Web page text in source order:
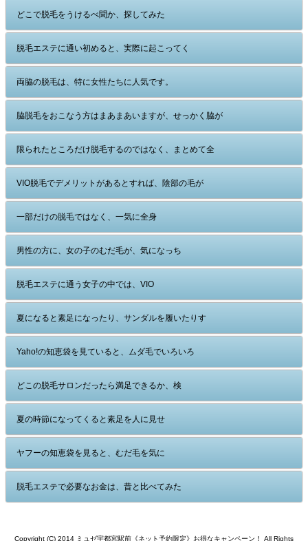
どこで脱毛をうけるべ聞か、探してみた
脱毛エステに通い初めると、実際に起こってく
両脇の脱毛は、特に女性たちに人気です。
脇脱毛をおこなう方はまあまあいますが、せっかく脇が
限られたところだけ脱毛するのではなく、まとめて全
VIO脱毛でデメリットがあるとすれば、陰部の毛が
一部だけの脱毛ではなく、一気に全身
男性の方に、女の子のむだ毛が、気になっち
脱毛エステに通う女子の中では、VIO
夏になると素足になったり、サンダルを履いたりす
Yaho!の知恵袋を見ていると、ムダ毛でいろいろ
どこの脱毛サロンだったら満足できるか、検
夏の時節になってくると素足を人に見せ
ヤフーの知恵袋を見ると、むだ毛を気に
脱毛エステで必要なお金は、昔と比べてみた
Copyright (C) 2014 ミュゼ宇都宮駅前《ネット予約限定》お得なキャンペーン！ All Rights